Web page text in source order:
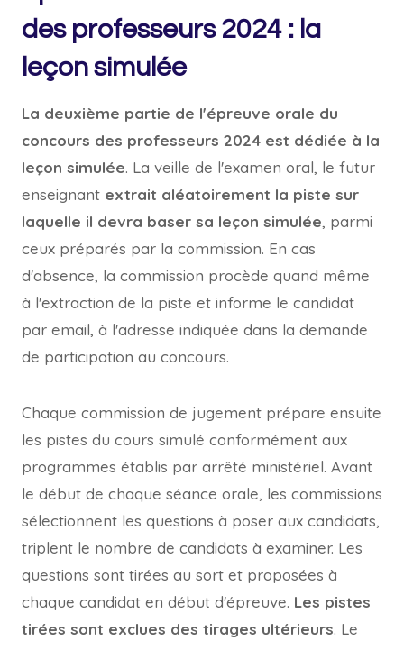
des professeurs 2024 : la
leçon simulée
La deuxième partie de l'épreuve orale du
concours des professeurs 2024 est dédiée à la
leçon simulée. La veille de l'examen oral, le futur
enseignant extrait aléatoirement la piste sur
laquelle il devra baser sa leçon simulée, parmi
ceux préparés par la commission. En cas
d'absence, la commission procède quand même
à l'extraction de la piste et informe le candidat
par email, à l'adresse indiquée dans la demande
de participation au concours.
Chaque commission de jugement prépare ensuite
les pistes du cours simulé conformément aux
programmes établis par arrêté ministériel. Avant
le début de chaque séance orale, les commissions
sélectionnent les questions à poser aux candidats,
triplent le nombre de candidats à examiner. Les
questions sont tirées au sort et proposées à
chaque candidat en début d'épreuve. Les pistes
tirées sont exclues des tirages ultérieurs. Le